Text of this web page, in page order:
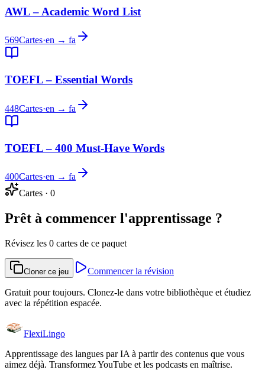
AWL – Academic Word List
569Cartes·en → fa
TOEFL – Essential Words
448Cartes·en → fa
TOEFL – 400 Must-Have Words
400Cartes·en → fa
Cartes · 0
Prêt à commencer l'apprentissage ?
Révisez les 0 cartes de ce paquet
Cloner ce jeu Commencer la révision
Gratuit pour toujours. Clonez-le dans votre bibliothèque et étudiez
avec la répétition espacée.
FlexiLingo
Apprentissage des langues par IA à partir des contenus que vous
aimez déjà. Transformez YouTube et les podcasts en maîtrise.